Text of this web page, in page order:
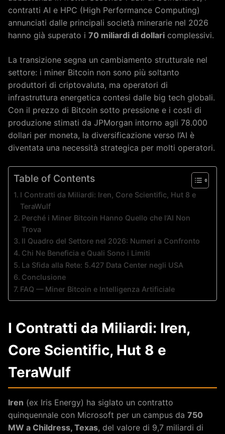
contratti AI e HPC (High Performance Computing)
annunciati dalle principali società minerarie nel 2026
hanno già superato i 70 miliardi di dollari complessivi.
La transizione segna un cambiamento strutturale nel
settore: i miner Bitcoin non sono più soltanto
produttori di criptovaluta, ma operatori di
infrastruttura energetica contesi dalle big tech globali.
Con il prezzo di Bitcoin sotto pressione e i costi di
produzione stimati da JPMorgan intorno agli 78.000
dollari per moneta, la diversificazione verso l’AI è
diventata una necessità strategica per molti operatori.
Table of Contents
I Contratti da Miliardi: Iren, Core Scientific, Hut 8 e
TeraWulf
Perché i Miner Bitcoin Hanno Quello che l’AI Non
Trova
Il Quadro del Settore nel 2026: Numeri a Confronto
Chi Ne Beneficia e Quali Sono i Limiti
La Sfida alla Rete: 5.427 Data Center negli USA
Conclusione
FAQ — Miner Bitcoin e Intelligenza Artificiale
I Contratti da Miliardi: Iren,
Core Scientific, Hut 8 e
TeraWulf
Iren (ex Iris Energy) ha siglato un contratto
quinquennale con Microsoft per un campus da 750
MW a Childress, Texas, del valore di 9,7 miliardi di